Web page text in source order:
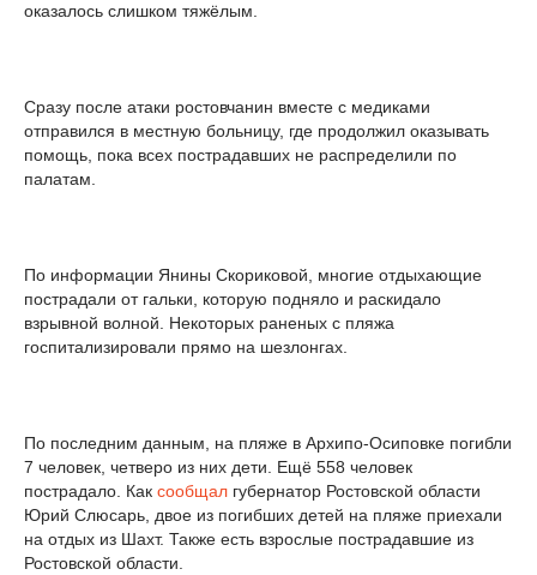
оказалось слишком тяжёлым.
Сразу после атаки ростовчанин вместе с медиками
отправился в местную больницу, где продолжил оказывать
помощь, пока всех пострадавших не распределили по
палатам.
По информации Янины Скориковой, многие отдыхающие
пострадали от гальки, которую подняло и раскидало
взрывной волной. Некоторых раненых с пляжа
госпитализировали прямо на шезлонгах.
По последним данным, на пляже в Архипо-Осиповке погибли
7 человек, четверо из них дети. Ещё 558 человек
пострадало. Как сообщал губернатор Ростовской области
Юрий Слюсарь, двое из погибших детей на пляже приехали
на отдых из Шахт. Также есть взрослые пострадавшие из
Ростовской области.